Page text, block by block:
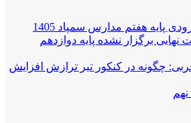
پایه هفتم مدارس سمپاد 1405
نهایی برگزار نشده پایه دوازدهم
برومند، 591 تجربی: چگونه در کنکور تیر ترازش افزایش